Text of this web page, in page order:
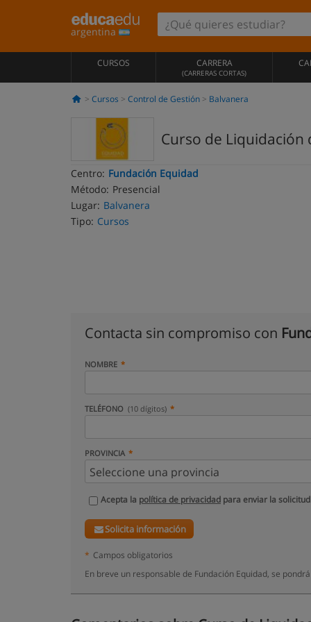
argentina
CURSOS CARRERA
(CARRERAS CORTAS)
Cursos Control de Gestión Balvanera
Curso de Liquidación
Centro: Fundación Equidad
Método: Presencial
Lugar: Balvanera
Tipo: Cursos
Contacta sin compromiso con
NOMBRE
TELÉFONO (10 dígitos)
PROVINCIA
Acepta la política de privacidad para enviar la solicitud
Solicita información
* Campos obligatorios
En breve un responsable de Fundación Equidad, se